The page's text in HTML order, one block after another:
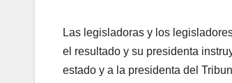
Las legisladoras y los
el resultado y su presidenta
estado y a la presidenta del